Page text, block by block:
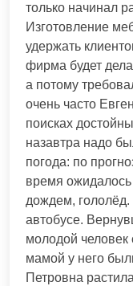
только начинал
Изготовление
удержать
фирма будет
а потому
очень часто
поисках
назавтра надо
погода: по
время ожидалось
дождем,
автобусе.
молодой
мамой у него
Петровна